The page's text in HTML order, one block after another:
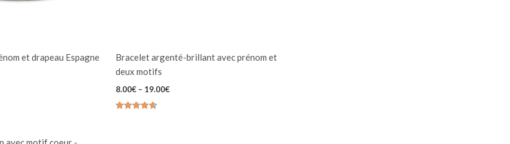
et drapeau Espagne
Bracelet argenté-brillant avec prénom et
deux motifs
8.00€ – 19.00€